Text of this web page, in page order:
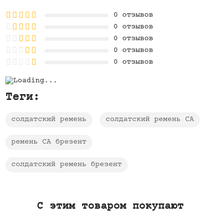
0 отзывов
0 отзывов
0 отзывов
0 отзывов
0 отзывов
Теги:
солдатский ремень солдатский ремень СА
ремень СА брезент
солдатский ремень брезент
C этим товаром покупают